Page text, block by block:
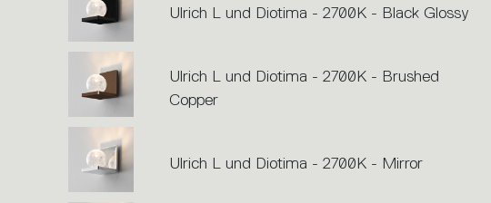
Ulrich L und Diotima - 2700K - Black Glossy
Ulrich L und Diotima - 2700K - Brushed
Copper
Ulrich L und Diotima - 2700K - Mirror